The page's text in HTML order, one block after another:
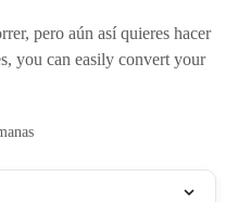
pero aún así quieres hacer
you can easily convert your